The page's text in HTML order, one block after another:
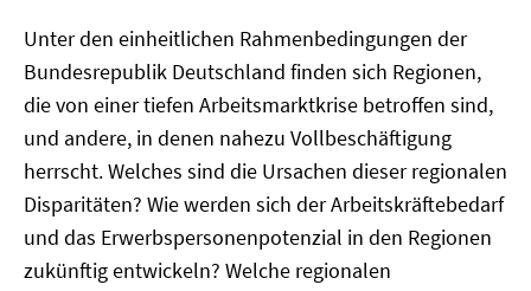
Unter den einheitlichen Rahmenbedingungen der
Bundesrepublik Deutschland finden sich Regionen,
die von einer tiefen Arbeitsmarktkrise betroffen sind,
und andere, in denen nahezu Vollbeschäftigung
herrscht. Welches sind die Ursachen dieser regionalen
Disparitäten? Wie werden sich der Arbeitskräftebedarf
und das Erwerbspersonenpotenzial in den Regionen
zukünftig entwickeln? Welche regionalen